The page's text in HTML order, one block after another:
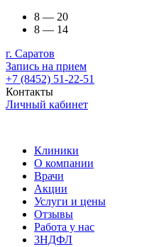
8 — 20
8 — 14
г. Саратов
Запись на прием
+7 (8452) 51-22-51
Контакты
Личный кабинет
Клиники
О компании
Врачи
Акции
Услуги и цены
Отзывы
Работа у нас
3НДФЛ